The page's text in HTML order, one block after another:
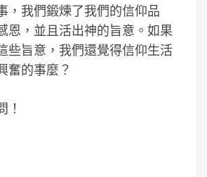
，我們鍛煉了我們的信仰品
恩，並且活出神的旨意。如果
些旨意，我們還覺得信仰生活
奮的事麼？
！